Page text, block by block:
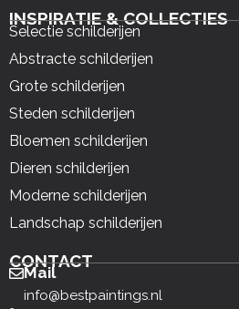
INSPIRATIE & COLLECTIES
Selectie schilderijen
Abstracte schilderijen
Grote schilderijen
Steden schilderijen
Bloemen schilderijen
Dieren schilderijen
Moderne schilderijen
Landschap schilderijen
CONTACT
Mail
info@bestpaintings.nl